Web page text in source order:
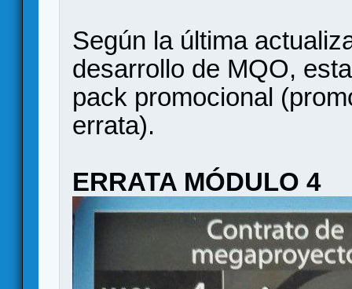
Según la última
desarrollo de MQO,
pack promocional
errata).
ERRATA MÓDULO 4